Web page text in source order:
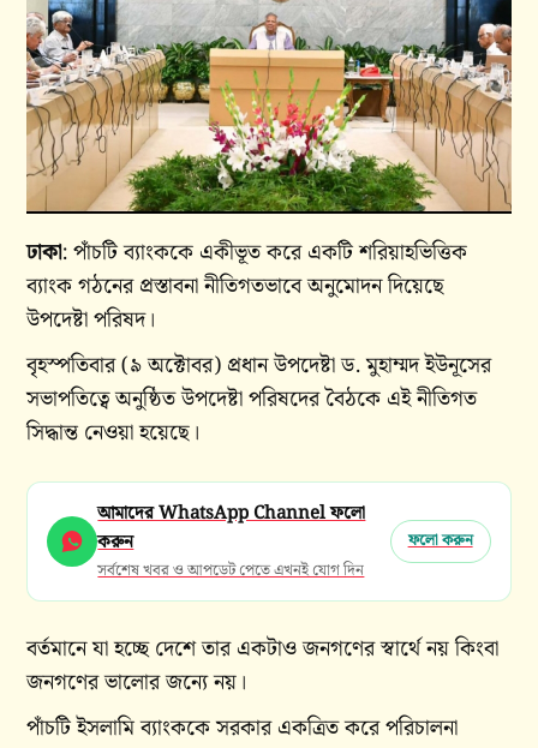
ঢাকা: পাঁচটি ব্যাংককে একীভূত করে একটি শরিয়াহভিত্তিক
ব্যাংক গঠনের প্রস্তাবনা নীতিগতভাবে অনুমোদন দিয়েছে
উপদেষ্টা পরিষদ।
বৃহস্পতিবার (৯ অক্টোবর) প্রধান উপদেষ্টা ড. মুহাম্মদ ইউনূসের
সভাপতিত্বে অনুষ্ঠিত উপদেষ্টা পরিষদের বৈঠকে এই নীতিগত
সিদ্ধান্ত নেওয়া হয়েছে।
আমাদের WhatsApp Channel ফলো
করুন
সর্বশেষ খবর ও আপডেট পেতে এখনই যোগ দিন
ফলো করুন
বর্তমানে যা হচ্ছে দেশে তার একটাও জনগণের স্বার্থে নয় কিংবা
জনগণের ভালোর জন্যে নয়।
পাঁচটি ইসলামি ব্যাংককে সরকার একত্রিত করে পরিচালনা